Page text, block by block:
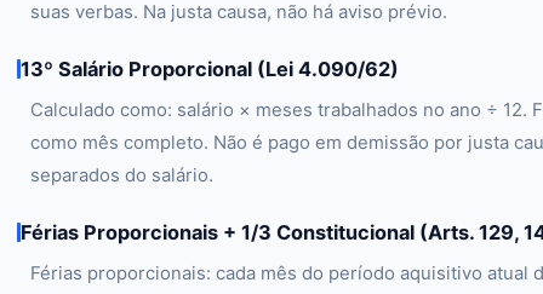
suas verbas. Na justa causa, não há aviso prévio.
13º Salário Proporcional (Lei 4.090/62)
Calculado como: salário × meses trabalhados no ano ÷ 12.
como mês completo. Não é pago em demissão por justa
separados do salário.
Férias Proporcionais + 1/3 Constitucional (Arts. 129,
Férias proporcionais: cada mês do período aquisitivo atual